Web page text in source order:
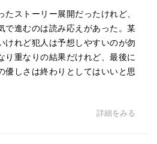
たストーリー展開だったけれど、
で進むのは読み応えがあった。某
けれど犯人は予想しやすいのが勿
り重なりの結果だけれど、最後に
優しさは終わりとしてはいいと思
詳細をみる